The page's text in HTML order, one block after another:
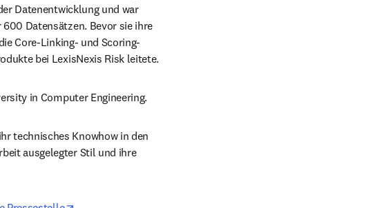
Datenentwicklung und war
Datensätzen. Bevor sie ihre
Core-Linking- und Scoring-
bei LexisNexis Risk leitete.
in Computer Engineering.
technisches Knowhow in den
ausgelegter Stil und ihre